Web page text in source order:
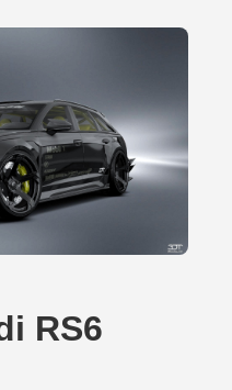
RS6